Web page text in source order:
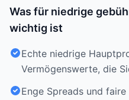
Was für niedrige
wichtig ist
Echte niedrige
Vermögenswerte, die
Enge Spreads und faire